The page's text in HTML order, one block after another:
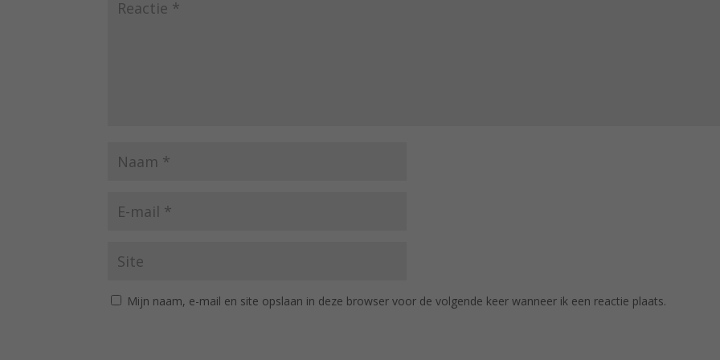
Mijn naam, e-mail en site opslaan in deze browser voor de volgende keer wanneer ik een reactie plaats.